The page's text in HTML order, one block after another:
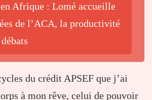
Afrique : Lomé accueille
de l’ACA, la productivité
du crédit APSEF que j’ai
à mon rêve, celui de pouvoir